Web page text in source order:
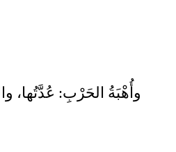
وأُهْبَةُ الحَرْبِ: عُدَّتُها،